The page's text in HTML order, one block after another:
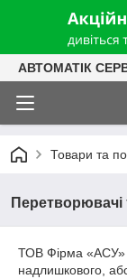
АВТОМАТІК
Товари та
Перетворювачі
ТОВ Фірма «АСУ»
надлишкового,